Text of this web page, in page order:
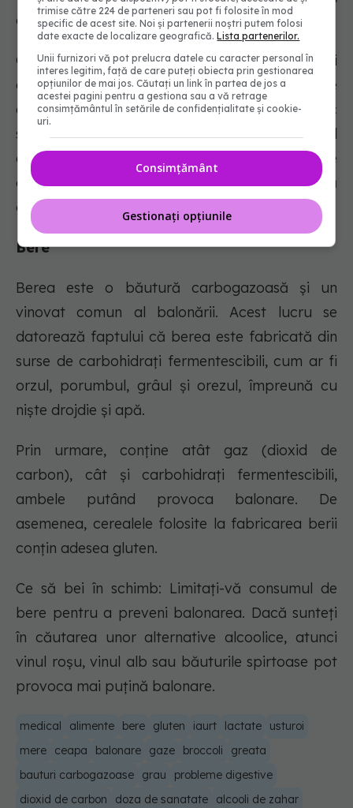
eructații și gaze.
Ce să mănânci în schimb: Încearcă să folosești
alte ierburi și condimente în preparatele tale
culinare, cum ar fi cimbru, pătrunjel, arpagic
sau busuioc. Dacă sunteți sensibil la conținutul
de fructoane din usturoi, puteți folosi, de
asemenea, uleiuri cu infuzie de usturoi, pudră
de usturoi scape sau pudră de usturoi chive.
Bere
Berea este o băutură carbogazoasă și un
vinovat comun al balonării. Acest lucru se
datorează faptului că berea este fabricată din
surse de carbohidrați fermentescibili, cum ar fi
orzul, porumbul, grâul și orezul, împreună cu
niște drojdie și apă.
Prin urmare, conține atât gaz (dioxid de
carbon), cât și carbohidrați fermentescibili,
ambele putând provoca balonare. De
asemenea, cerealele folosite la fabricarea berii
conțin adesea gluten.
Ce să bei în schimb: Limitați-vă consumul de
bere pentru a preveni balonarea. Dacă sunteți
în căutarea unor alternative alcoolice, atunci
vinul roșu, vinul alb sau băuturile spirtoase pot
provoca mai puțină balonare.
medical alimente bere gluten iaurt lactate
usturoi
mere
ceapa balonare gaze broccoli
greata
bauturi carbogazoase
grau
probleme digestive
dioxid de carbon
doza de sanatate alcooli de zahar
trimise către 224 de parteneri sau pot fi folosite în mod
specific de acest site. Noi și partenerii noștri putem folosi
date exacte de localizare geografică.Lista partenerilor.
Unii furnizori vă pot prelucra datele cu caracter personal în
interes legitim, față de care puteți obiecta prin gestionarea
opțiunilor de mai jos. Căutați un link în partea de jos a
acestei pagini pentru a gestiona sau a vă retrage
consimțământul în setările de confidențialitate și cookie-
uri.
Consimțământ
Gestionați opțiunile